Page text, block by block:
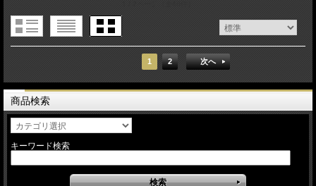
1 2 次へ
商品検索
キーワード検索